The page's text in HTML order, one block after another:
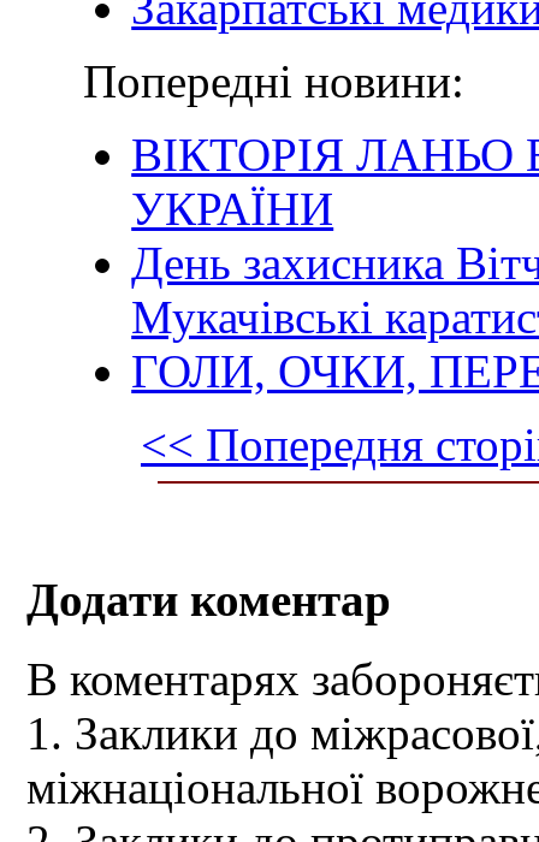
Попередні новини:
ВІКТОРІЯ
УКРАЇНИ
День захисника
Мукачівські
ГОЛИ, ОЧКИ,
<< Попередня
Додати коментар
В коментарях
1. Заклики до
міжнаціональної